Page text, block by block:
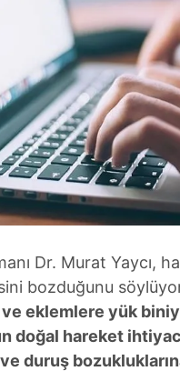
Dr. Murat Yaycı,
bozduğunu
eklemlere yük
doğal hareket
duruş